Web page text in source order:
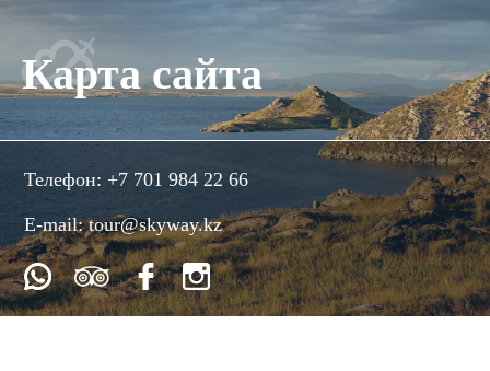
Карта сайта
Телефон:+7 701 984 22 66
E-mail:tour@skyway.kz